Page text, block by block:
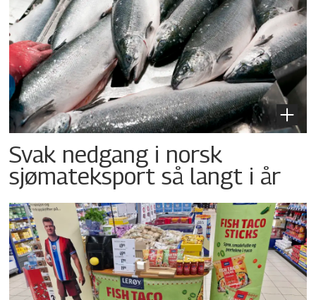
Svak nedgang i norsk
sjømateksport så langt i år